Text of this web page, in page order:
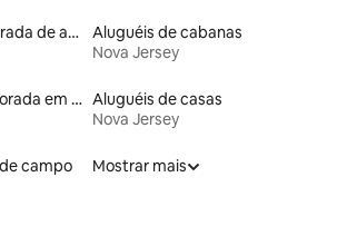
Aluguel por temporada de apart-hotéis
Aluguéis de cabanas
Nova Jersey
Aluguéis por temporada em acampamentos Aluguéis de casas
Nova Jersey
campo
Mostrar mais